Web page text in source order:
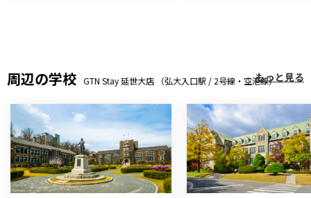
周辺の学校 GTN Stay 延世大店 （弘大入口駅 / 2号線・空港線）もっと見る